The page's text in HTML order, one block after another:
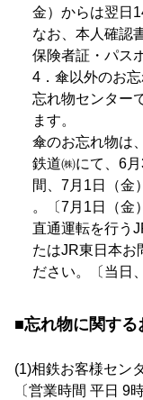
金）からは翌日
なお、本人確認
保険者証・パス
4．傘以外のお
忘れ物センター
ます。
傘のお忘れ物は
鉄道㈱にて、6
間、7月1日（金
。〔7月1日（金
直通運転を行う
たはJR東日本お
ださい。〔当日
■忘れ物に関す
(1)相鉄お客様セン
〔営業時間 平日